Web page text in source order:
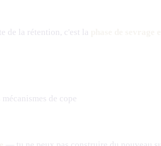
de la rétention, c'est la
de cope